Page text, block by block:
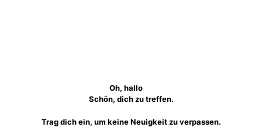
Oh, hallo
Schön, dich zu treffen.
Trag dich ein, um keine Neuigkeit zu verpassen.